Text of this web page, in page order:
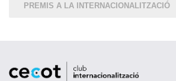
PREMIS A LA INTERNACIONALITZACIÓ